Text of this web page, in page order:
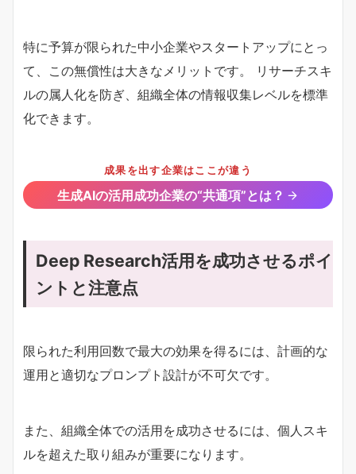
特に予算が限られた中小企業やスタートアップにとっ
て、この無償性は大きなメリットです。 リサーチスキ
ルの属人化を防ぎ、組織全体の情報収集レベルを標準
化できます。
成果を出す企業はここが違う
生成AIの活用成功企業の“共通項”とは？
Deep Research活用を成功させるポイ
ントと注意点
限られた利用回数で最大の効果を得るには、計画的な
運用と適切なプロンプト設計が不可欠です。
また、組織全体での活用を成功させるには、個人スキ
ルを超えた取り組みが重要になります。